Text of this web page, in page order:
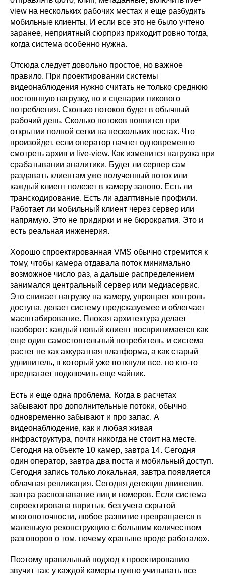
view на нескольких рабочих местах и еще разбудить
мобильные клиенты. И если все это не было учтено
заранее, неприятный сюрприз приходит ровно тогда,
когда система особенно нужна.
Отсюда следует довольно простое, но важное
правило. При проектировании системы
видеонаблюдения нужно считать не только среднюю
постоянную нагрузку, но и сценарии пикового
потребления. Сколько потоков будет в обычный
рабочий день. Сколько потоков появится при
открытии полной сетки на нескольких постах. Что
произойдет, если оператор начнет одновременно
смотреть архив и live-view. Как изменится нагрузка при
срабатывании аналитики. Будет ли сервер сам
раздавать клиентам уже полученный поток или
каждый клиент полезет в камеру заново. Есть ли
транскодирование. Есть ли адаптивные профили.
Работает ли мобильный клиент через сервер или
напрямую. Это не придирки и не бюрократия. Это и
есть реальная инженерия.
Хорошо спроектированная VMS обычно стремится к
тому, чтобы камера отдавала поток минимально
возможное число раз, а дальше распределением
занимался центральный сервер или медиасервис.
Это снижает нагрузку на камеру, упрощает контроль
доступа, делает систему предсказуемее и облегчает
масштабирование. Плохая архитектура делает
наоборот: каждый новый клиент воспринимается как
еще один самостоятельный потребитель, и система
растет не как аккуратная платформа, а как старый
удлинитель, в который уже воткнули все, но кто-то
предлагает подключить еще чайник.
Есть и еще одна проблема. Когда в расчетах
забывают про дополнительные потоки, обычно
одновременно забывают и про запас. А
видеонаблюдение, как и любая живая
инфраструктура, почти никогда не стоит на месте.
Сегодня на объекте 10 камер, завтра 14. Сегодня
один оператор, завтра два поста и мобильный доступ.
Сегодня запись только локальная, завтра появляется
облачная репликация. Сегодня детекция движения,
завтра распознавание лиц и номеров. Если система
спроектирована впритык, без учета скрытой
многопоточности, любое развитие превращается в
маленькую реконструкцию с большим количеством
разговоров о том, почему «раньше вроде работало».
Поэтому правильный подход к проектированию
звучит так: у каждой камеры нужно учитывать все